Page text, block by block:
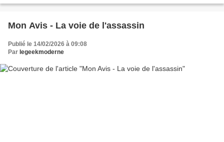
Mon Avis - La voie de l'assassin
Publié le 14/02/2026 à 09:08
Par legeekmoderne